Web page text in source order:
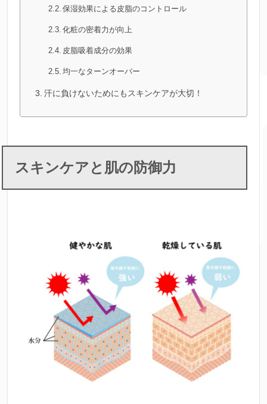
保湿効果による皮脂のコントロール
化粧の密着力が向上
皮脂吸着成分の効果
均一なターンオーバー
汗に負けないためにもスキンケアが大切！
スキンケアと肌の防御力